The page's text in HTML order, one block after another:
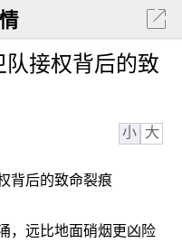
接权背后的致
小 大
背后的致命裂痕
，远比地面硝烟更凶险